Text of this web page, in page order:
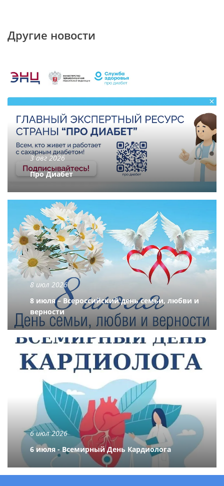
Другие новости
3 авг 2026
Про Диабет
8 июл 2026
8 июля – Всероссийский день семьи, любви и
верности
6 июл 2026
6 июля - Всемирный День Кардиолога